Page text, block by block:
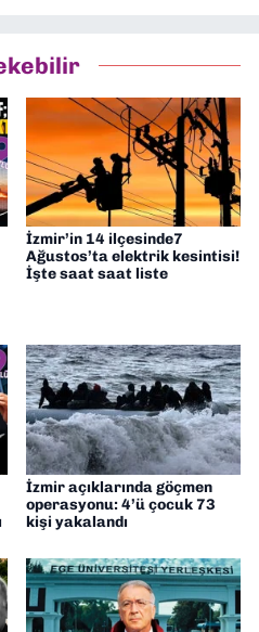
İzmir’in 14 ilçesinde7
Ağustos’ta elektrik kesintisi!
İşte saat saat liste
İzmir açıklarında göçmen
operasyonu: 4’ü çocuk 73
kişi yakalandı